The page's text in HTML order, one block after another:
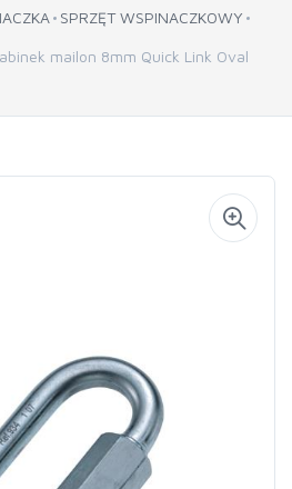
SPRZĘT WSPINACZKOWY
mailon 8mm Quick Link Oval